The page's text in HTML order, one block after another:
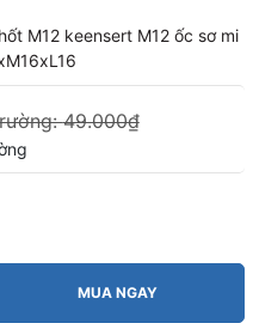
M12 keensert M12 ốc sơ mi
49.000₫
MUA NGAY